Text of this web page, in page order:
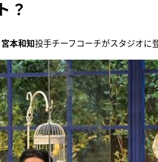
？
宮本和知投手チーフコーチがスタジオに登